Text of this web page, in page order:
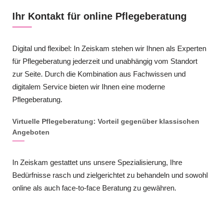
Ihr Kontakt für online Pflegeberatung
Digital und flexibel: In Zeiskam stehen wir Ihnen als Experten
für Pflegeberatung jederzeit und unabhängig vom Standort
zur Seite. Durch die Kombination aus Fachwissen und
digitalem Service bieten wir Ihnen eine moderne
Pflegeberatung.
Virtuelle Pflegeberatung: Vorteil gegenüber klassischen
Angeboten
In Zeiskam gestattet uns unsere Spezialisierung, Ihre
Bedürfnisse rasch und zielgerichtet zu behandeln und sowohl
online als auch face-to-face Beratung zu gewähren.